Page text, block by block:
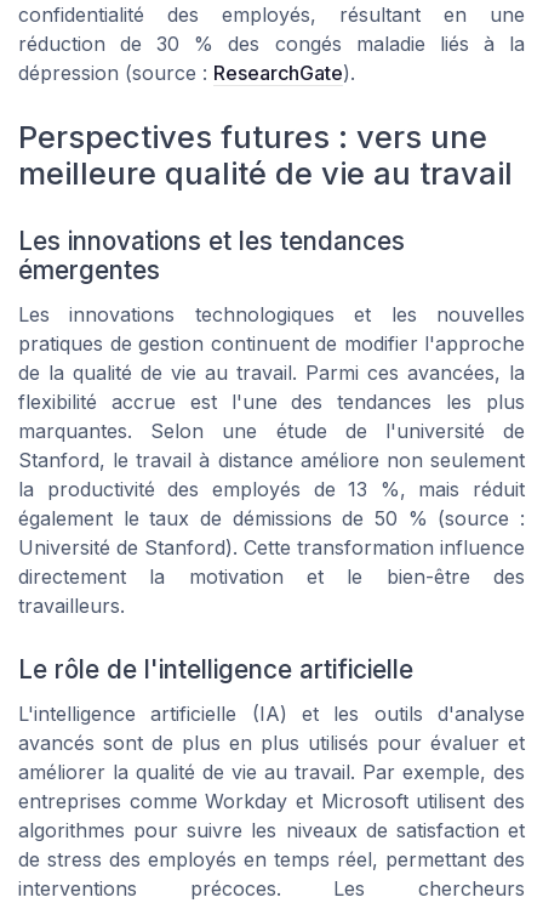
confidentialité des employés, résultant en une
réduction de 30 % des congés maladie liés à la
dépression (source : ResearchGate).
Perspectives futures : vers une
meilleure qualité de vie au travail
Les innovations et les tendances
émergentes
Les innovations technologiques et les nouvelles
pratiques de gestion continuent de modifier l'approche
de la qualité de vie au travail. Parmi ces avancées, la
flexibilité accrue est l'une des tendances les plus
marquantes. Selon une étude de l'université de
Stanford, le travail à distance améliore non seulement
la productivité des employés de 13 %, mais réduit
également le taux de démissions de 50 % (source :
Université de Stanford). Cette transformation influence
directement la motivation et le bien-être des
travailleurs.
Le rôle de l'intelligence artificielle
L'intelligence artificielle (IA) et les outils d'analyse
avancés sont de plus en plus utilisés pour évaluer et
améliorer la qualité de vie au travail. Par exemple, des
entreprises comme Workday et Microsoft utilisent des
algorithmes pour suivre les niveaux de satisfaction et
de stress des employés en temps réel, permettant des
interventions précoces. Les chercheurs